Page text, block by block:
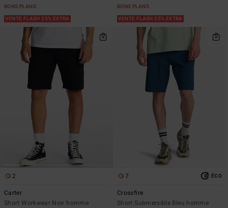
BONS PLANS
VENTE FLASH 25% EXTRA
BONS PLANS
VENTE FLASH 25% EXTRA
2
Carter
Short Workwear Noir homme
7 ÉCO
Crossfire
Short Submersible Bleu homme